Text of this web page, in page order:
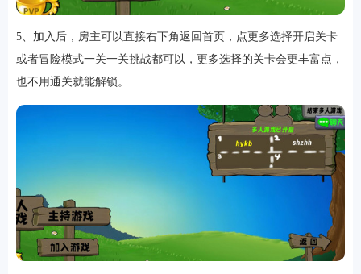
5、加入后，房主可以直接右下角返回首页，点更多选择开启关卡
或者冒险模式一关一关挑战都可以，更多选择的关卡会更丰富点，
也不用通关就能解锁。